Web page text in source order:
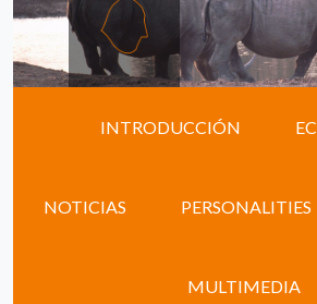
INTRODUCCIÓN
NOTICIAS PERSONALITIES
MULTIMEDIA